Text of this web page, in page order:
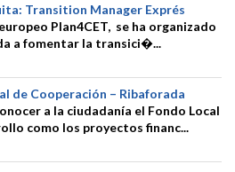
Transition Manager Exprés
Plan4CET, se ha organizado
a fomentar la transici�...
de Cooperación – Ribaforada
a la ciudadanía el Fondo Local
como los proyectos financ...